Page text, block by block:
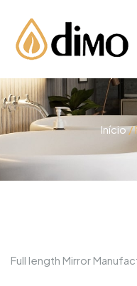
Início/
Full length Mirror